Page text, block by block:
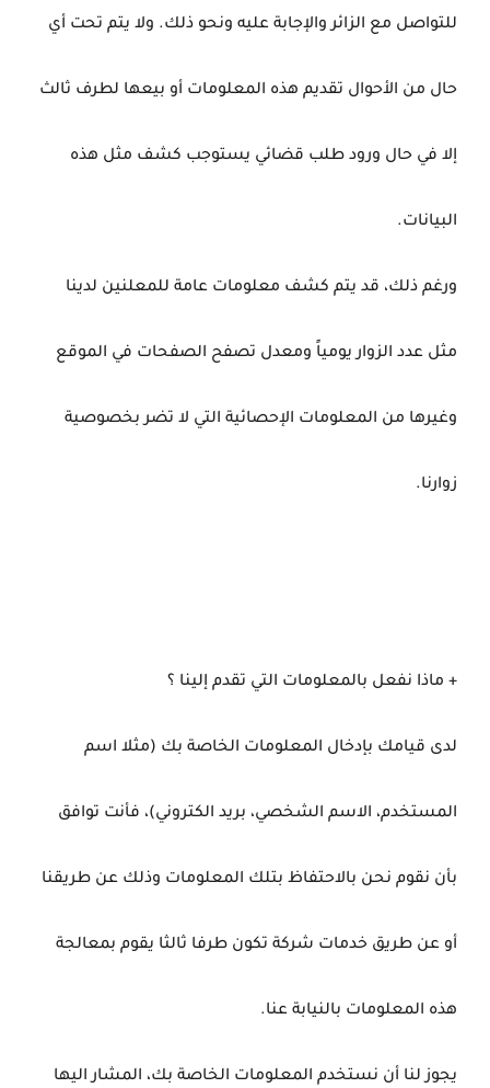
للتواصل مع الزائر والإجابة عليه ونحو ذلك. ولا يتم تحت أي
حال من الأحوال تقديم هذه المعلومات أو بيعها لطرف ثالث
إلا في حال ورود طلب قضائي يستوجب كشف مثل هذه
البيانات.
ورغم ذلك، قد يتم كشف معلومات عامة للمعلنين لدينا
مثل عدد الزوار يومياً ومعدل تصفح الصفحات في الموقع
وغيرها من المعلومات الإحصائية التي لا تضر بخصوصية
زوارنا.
+ ماذا نفعل بالمعلومات التي تقدم إلينا ؟
لدى قيامك بإدخال المعلومات الخاصة بك (مثلا اسم
المستخدم، الاسم الشخصي، بريد الكتروني)، فأنت توافق
بأن نقوم نحن بالاحتفاظ بتلك المعلومات وذلك عن طريقنا
أو عن طريق خدمات شركة تكون طرفا ثالثا يقوم بمعالجة
هذه المعلومات بالنيابة عنا.
يجوز لنا أن نستخدم المعلومات الخاصة بك، المشار اليها